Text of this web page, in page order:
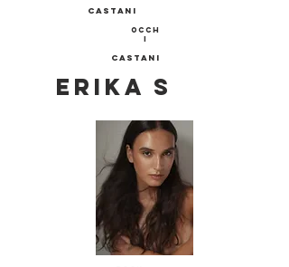
CASTANI
OCCH
I
CASTANI
ERIKA S